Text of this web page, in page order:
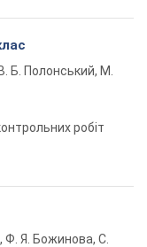
Б. Полонський, М.
робіт
Ф. Я. Божинова, С.